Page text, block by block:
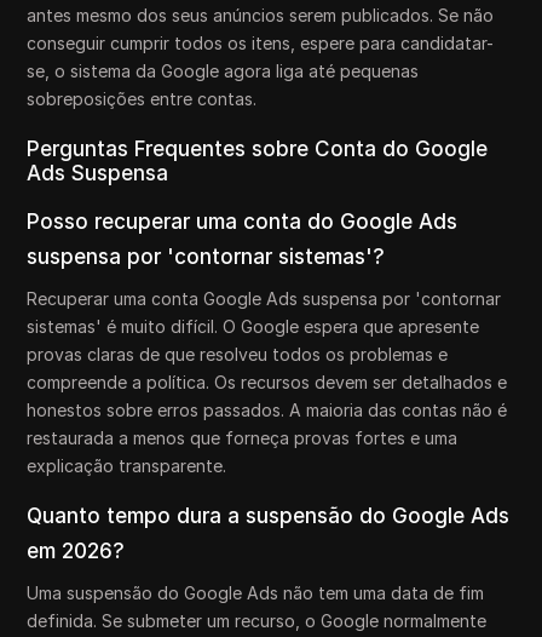
antes mesmo dos seus anúncios serem publicados. Se não
conseguir cumprir todos os itens, espere para candidatar-
se, o sistema da Google agora liga até pequenas
sobreposições entre contas.
Perguntas Frequentes sobre Conta do Google
Ads Suspensa
Posso recuperar uma conta do Google Ads
suspensa por 'contornar sistemas'?
Recuperar uma conta Google Ads suspensa por 'contornar
sistemas' é muito difícil. O Google espera que apresente
provas claras de que resolveu todos os problemas e
compreende a política. Os recursos devem ser detalhados e
honestos sobre erros passados. A maioria das contas não é
restaurada a menos que forneça provas fortes e uma
explicação transparente.
Quanto tempo dura a suspensão do Google Ads
em 2026?
Uma suspensão do Google Ads não tem uma data de fim
definida. Se submeter um recurso, o Google normalmente